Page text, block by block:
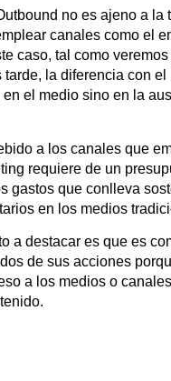
no es ajeno a la
canales como el
caso, tal como veremos
tarde, la diferencia con el
el medio sino en la
a los canales que
requiere de un
gastos que conlleva
en los medios
a destacar es que es
de sus acciones
a los medios o